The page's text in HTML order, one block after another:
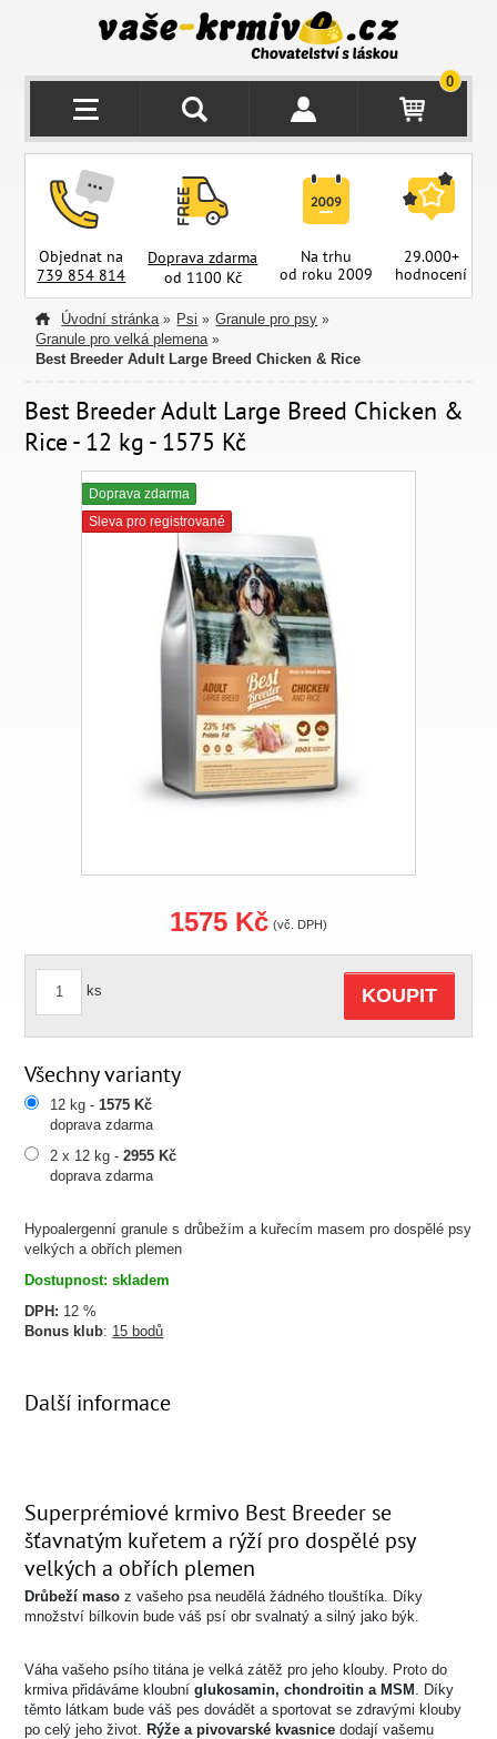
0
Objednat na
739 854 814
Doprava zdarma
od 1100 Kč
Na trhu
od roku 2009
29.000+
hodnocení
Úvodní stránka » Psi » Granule pro psy »
Granule pro velká plemena »
Best Breeder Adult Large Breed Chicken & Rice
Best Breeder Adult Large Breed Chicken &
Rice - 12 kg - 1575 Kč
Doprava zdarma
Sleva pro registrované
Hypoalergenní granule s drůbežím a kuřecím masem pro dospělé psy
velkých a obřích plemen
Dostupnost: skladem
DPH: 12 %
Bonus klub: 15 bodů
1575 Kč (vč. DPH)
ks KOUPIT
Všechny varianty
12 kg -1575 Kč
doprava zdarma
2 x 12 kg -2955 Kč
doprava zdarma
Další informace
Superprémiové krmivo Best Breeder se
šťavnatým kuřetem a rýží pro dospělé psy
velkých a obřích plemen
Drůbeží maso z vašeho psa neudělá žádného tlouštíka. Díky
množství bílkovin bude váš psí obr svalnatý a silný jako býk.
Váha vašeho psího titána je velká zátěž pro jeho klouby. Proto do
krmiva přidáváme kloubníglukosamin, chondroitin a MSM . Díky
těmto látkam bude váš pes dovádět a sportovat se zdravými klouby
po celý jeho život. Rýže a pivovarské kvasnice dodají vašemu